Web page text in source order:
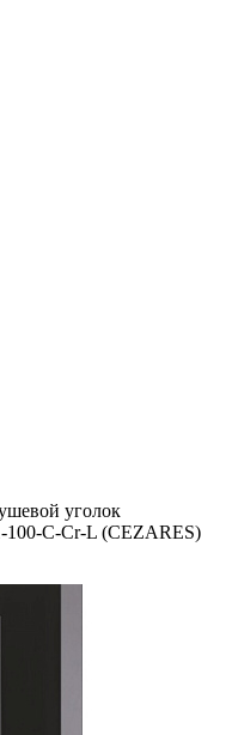
уголок
C-Cr-L (CEZARES)